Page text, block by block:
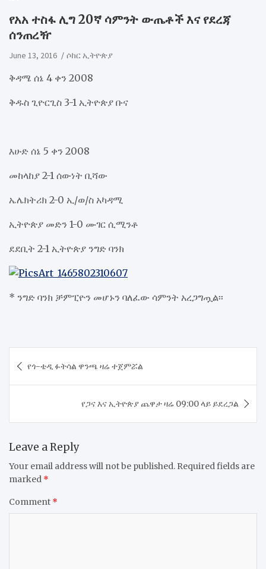
የአአ ተስፋ ሊግ 20ኛ ሳምንት ውጤቶች እና የደረጃ
ሰንጠረዥ
June 13, 2016 ሶከር ኢትዮጵያ
ቅዳሜ ሰኔ 4 ቀን 2008
ቅዱስ ጊዮርጊስ 3-1 ኢትዮጵያ ቡና
እሁድ ሰኔ 5 ቀን 2008
መከላከያ 2-1 ሰውነት ቢሻው
ኤሌክትሪክ 2-0 ኢ/ወ/ስ አካዳሚ
ኢትዮጵያ መድን 1-0 ሙገር ሲሚንቶ
ደደቢት 2-1 ኢትዮጵያ ንግድ ባንክ
* ንግድ ባንክ ቻምፒዮን መሆኑን ባለፈው ሳምንት አረጋግጧል፡፡
navigation
የጎ-ቴዲ ፉትሳል ዋንጫ ዛሬ ተጀምሯል
የጋና እና ኢትዮጵያ ጨዋታ ዛሬ 09:00 ላይ ይደረጋል
Leave a Reply
Your email address will not be published. Required fields are
marked *
Comment *